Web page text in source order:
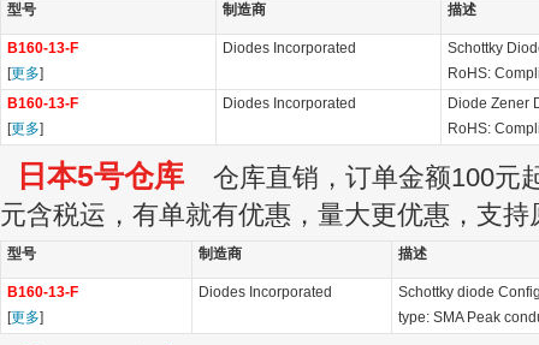
型号 制造商 描述
B160-13-F
[更多]
Diodes Incorporated
Schottky
RoHS:
B160-13-F
[更多]
Diodes Incorporated
Diode Zener
RoHS:
日本5号仓库 仓库直销，订单金额100元
元含税运，有单就有优惠，量大更优惠，支持
型号 制造商 描述
B160-13-F
[更多]
Diodes Incorporated
Schottky diode
type: SMA Peak